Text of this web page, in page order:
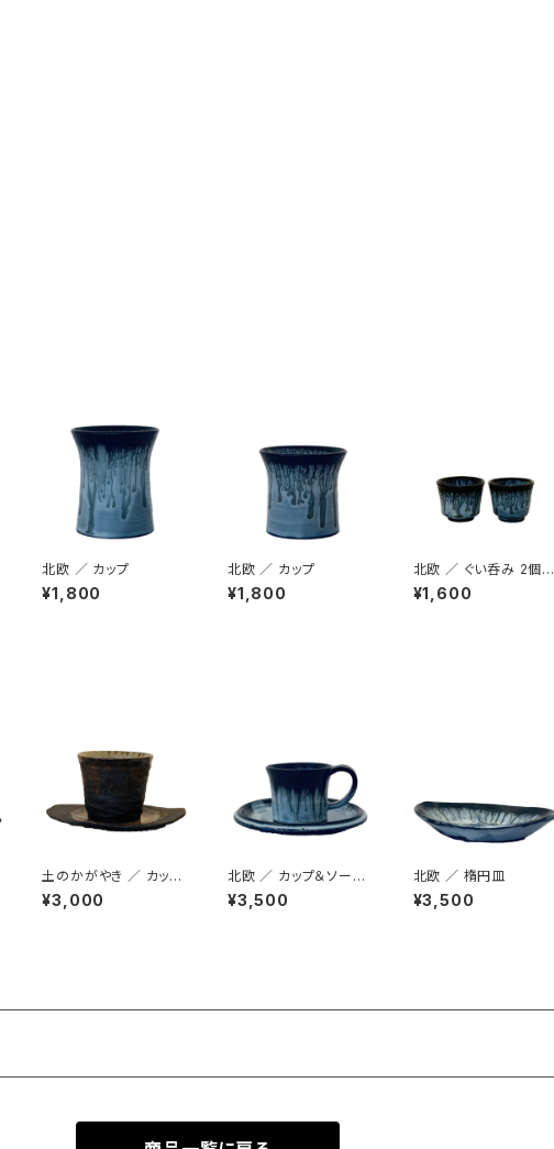
北欧 ／ カップ
¥1,800
北欧 ／ カップ
¥1,800
北欧 ／ ぐい呑み 2個セ
ット
¥1,600
土のかがやき ／ カップ
＆ソーサー
¥3,000
北欧 ／ カップ＆ソーサ
ー
¥3,500
北欧 ／ 楕円皿
¥3,500